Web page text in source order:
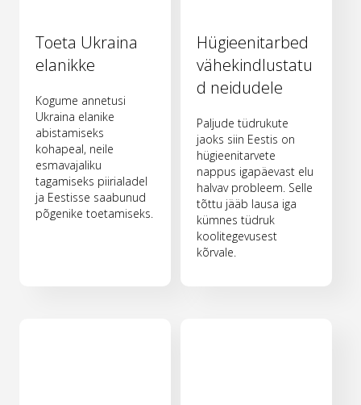
Toeta Ukraina
elanikke
Kogume annetusi
Ukraina elanike
abistamiseks
kohapeal, neile
esmavajaliku
tagamiseks piirialadel
ja Eestisse saabunud
põgenike toetamiseks.
Hügieenitarbed
vähekindlustatu
d neidudele
Paljude tüdrukute
jaoks siin Eestis on
hügieenitarvete
nappus igapäevast elu
halvav probleem. Selle
tõttu jääb lausa iga
kümnes tüdruk
koolitegevusest
kõrvale.